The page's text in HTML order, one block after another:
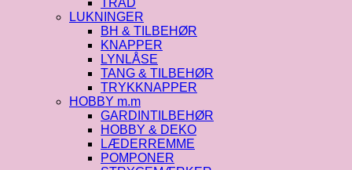
LUKNINGER
BH & TILBEHØR
KNAPPER
LYNLÅSE
TANG & TILBEHØR
TRYKKNAPPER
HOBBY m.m
GARDINTILBEHØR
HOBBY & DEKO
LÆDERREMME
POMPONER